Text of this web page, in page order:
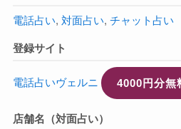
電話占い, 対面占い, チャット占い
登録サイト
電話占いヴェルニ 4000円分無
店舗名（対面占い）